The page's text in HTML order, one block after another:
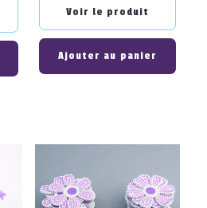
Voir le produit
Ajouter au panier